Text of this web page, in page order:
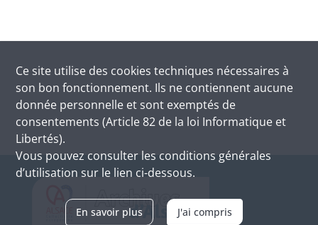
Ce site utilise des cookies techniques nécessaires à
son bon fonctionnement. Ils ne contiennent aucune
donnée personnelle et sont exemptés de
consentements (Article 82 de la loi Informatique et
Libertés).
Vous pouvez consulter les conditions générales
d’utilisation sur le lien ci-dessous.
En savoir plus J'ai compris